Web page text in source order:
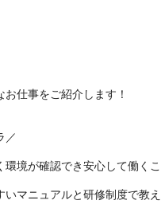
仕事をご紹介します！
／
環境が確認でき安心して働くこ
いマニュアルと研修制度で教え